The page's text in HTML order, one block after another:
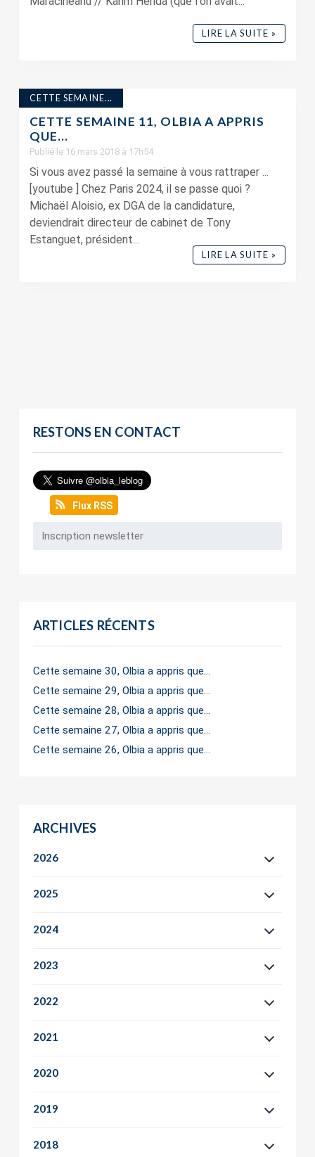
LIRE LA SUITE »
CETTE SEMAINE...
CETTE SEMAINE 11, OLBIA A APPRIS
QUE…
Publié le 16 mars 2018 à 17h54
Si vous avez passé la semaine à vous rattraper ...
[youtube ] Chez Paris 2024, il se passe quoi ?
Michaël Aloisio, ex DGA de la candidature,
deviendrait directeur de cabinet de Tony
Estanguet, président...
LIRE LA SUITE »
RESTONS EN CONTACT
Flux RSS
ARTICLES RÉCENTS
Cette semaine 30, Olbia a appris que…
Cette semaine 29, Olbia a appris que…
Cette semaine 28, Olbia a appris que…
Cette semaine 27, Olbia a appris que…
Cette semaine 26, Olbia a appris que…
ARCHIVES
2026
2025
2024
2023
2022
2021
2020
2019
2018